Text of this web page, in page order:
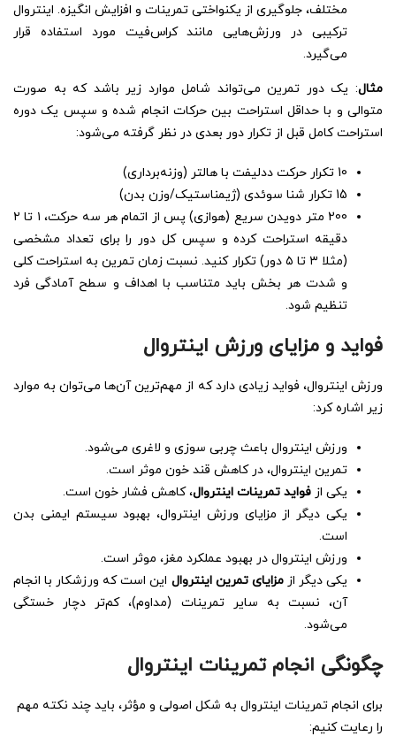
مختلف، جلوگیری از یکنواختی تمرینات و افزایش انگیزه. اینتروال
ترکیبی در ورزش‌هایی مانند کراس‌فیت مورد استفاده قرار
می‌گیرد.
مثال: یک دور تمرین می‌تواند شامل موارد زیر باشد که به صورت
متوالی و با حداقل استراحت بین حرکات انجام شده و سپس یک دوره
استراحت کامل قبل از تکرار دور بعدی در نظر گرفته می‌شود:
10 تکرار حرکت ددلیفت با هالتر (وزنه‌برداری)
15 تکرار شنا سوئدی (ژیمناستیک/وزن بدن)
200 متر دویدن سریع (هوازی) پس از اتمام هر سه حرکت، ۱ تا ۲
دقیقه استراحت کرده و سپس کل دور را برای تعداد مشخصی
(مثلا ۳ تا ۵ دور) تکرار کنید. نسبت زمان تمرین به استراحت کلی
و شدت هر بخش باید متناسب با اهداف و سطح آمادگی فرد
تنظیم شود.
فواید و مزایای ورزش اینتروال
ورزش اینتروال، فواید زیادی دارد که از مهم‌ترین آن‌ها می‌توان به موارد
زیر اشاره کرد:
ورزش اینتروال باعث چربی سوزی و لاغری می‌شود.
تمرین اینتروال، در کاهش قند خون موثر است.
یکی از فواید تمرینات اینتروال، کاهش فشار خون است.
یکی دیگر از مزایای ورزش اینتروال، بهبود سیستم ایمنی بدن
است.
ورزش اینتروال در بهبود عملکرد مغز، موثر است.
یکی دیگر ازمزایای تمرین اینتروال این است که ورزشکار با انجام
آن، نسبت به سایر تمرینات (مداوم)، کم‌تر دچار خستگی
می‌شود.
چگونگی انجام تمرینات اینتروال
برای انجام تمرینات اینتروال به شکل اصولی و مؤثر، باید چند نکته مهم
را رعایت کنیم: